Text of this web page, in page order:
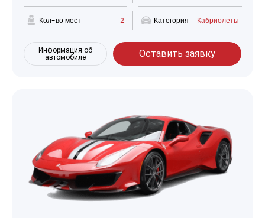
Кол-во мест 2 Категория Кабриолеты
Информация об
автомобиле
Оставить заявку